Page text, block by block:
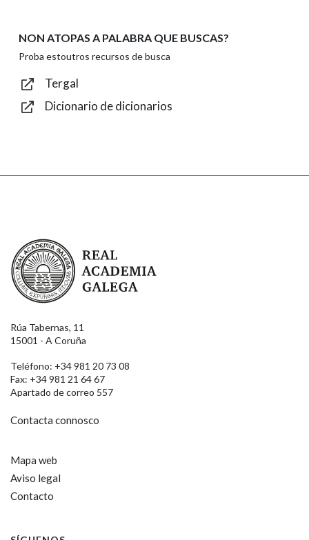
Texto de verificación
NON ATOPAS A PALABRA QUE BUSCAS?
Proba estoutros recursos de busca
Tergal
Dicionario de dicionarios
Real Academia Galega
Rúa Tabernas, 11
15001 - A Coruña
Teléfono: +34 981 20 73 08
Fax: +34 981 21 64 67
Apartado de correo 557
Contacta connosco
Mapa web
Aviso legal
Contacto